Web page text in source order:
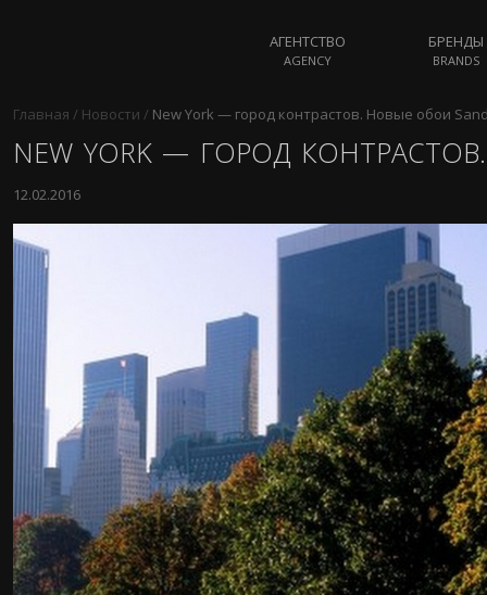
АГЕНТСТВО
AGENCY
БРЕНДЫ
BRANDS
Главная / Новости / New York — город контрастов. Новые обои
NEW YORK — ГОРОД
12.02.2016